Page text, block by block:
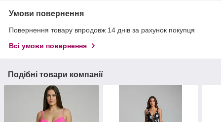
Умови повернення
Повернення товару впродовж 14 днів за рахунок покупця
Всі умови повернення
Подібні товари компанії